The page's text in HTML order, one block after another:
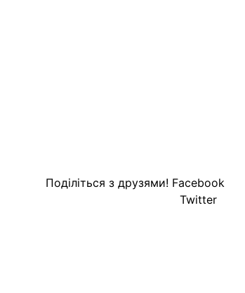
Поділіться з друзями! Facebook
Twitter